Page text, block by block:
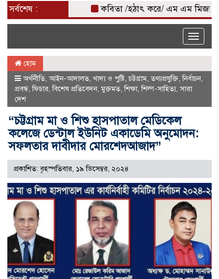
সর্বশেষ : কবিতা /হঠাৎ করে/ এম এম মিজান
Toggle
হোম
অর্থনীতি, আইন-আদালত, খাদ্য ও পুষ্টি,চট্টগ্রাম,তথ্যপ্রযুক্তি,নির্বাচন,
প্রবন্ধ,ফিচার,বিশেষ প্রতিবেদন,মুক্তমত,শিক্ষা,শিল্প-সাহিত্য,সারা
দেশ
“চট্টগ্রাম মা ও শিশু হাসপাতাল মেডিকেল
কলেজে ডেন্টাল ইউনিট একাডেমি অনুমোদন:
সফলতার দাবীদার মোরশেদআজাদ”
প্রকাশিত: বৃহস্পতিবার, ১৯ ডিসেম্বর, ২০২৪